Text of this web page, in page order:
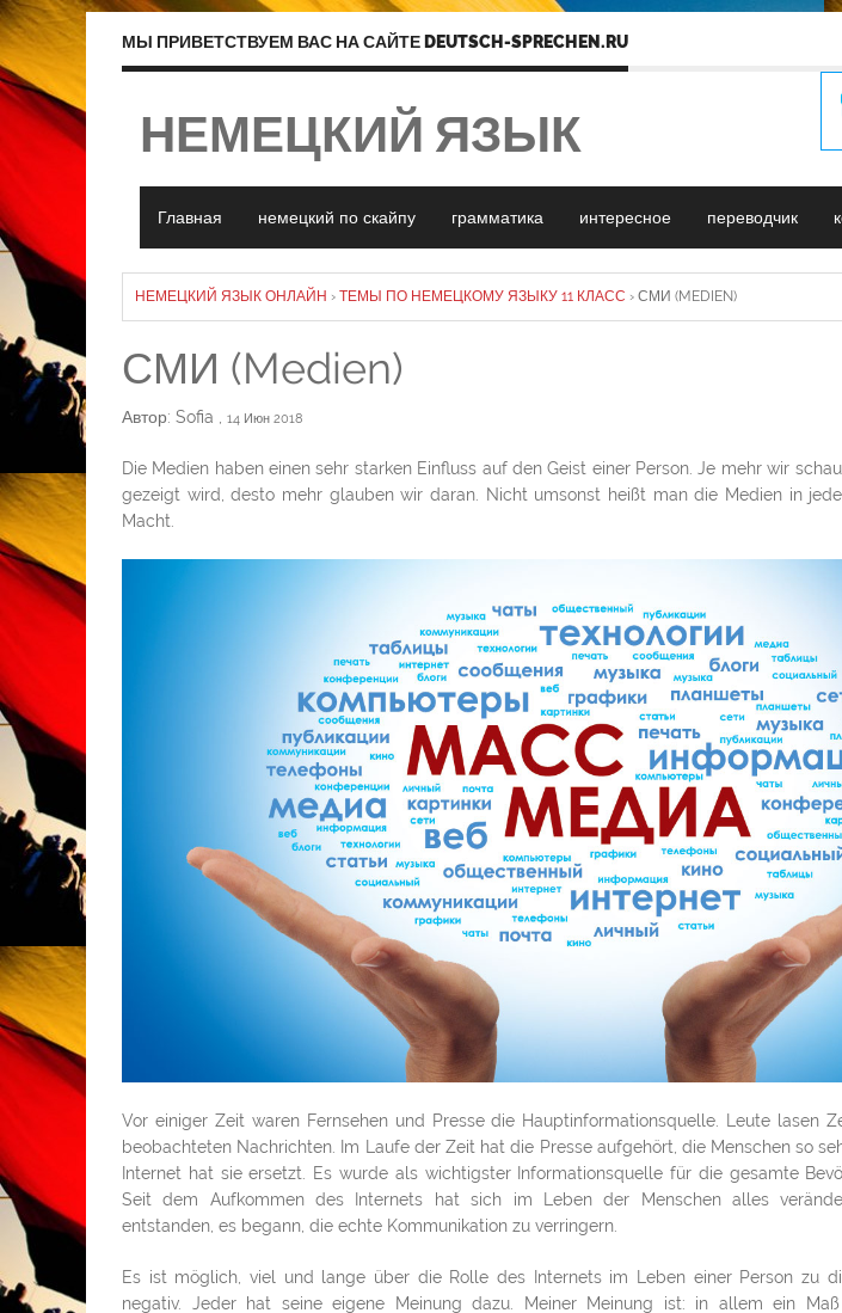
МЫ ПРИВЕТСТВУЕМ ВАС НА САЙТЕ DEUTSCH-SPRECHEN.RU
НЕМЕЦКИЙ ЯЗЫК
Главная немецкий по скайпу грамматика интересное переводчик
НЕМЕЦКИЙ ЯЗЫК ОНЛАЙН › ТЕМЫ ПО НЕМЕЦКОМУ ЯЗЫКУ 11 КЛАСС › СМИ (MEDIEN)
СМИ (Medien)
Автор: Sofia 14 Июн 2018
Die Medien haben einen sehr starken Einfluss auf den Geist einer Person. Je mehr wir
gezeigt wird, desto mehr glauben wir daran. Nicht umsonst heißt man die Medien in
Macht.
Vor einiger Zeit waren Fernsehen und Presse die Hauptinformationsquelle. Leute lasen
beobachteten Nachrichten. Im Laufe der Zeit hat die Presse aufgehört, die Menschen so
Internet hat sie ersetzt. Es wurde als wichtigster Informationsquelle für die gesamte
Seit dem Aufkommen des Internets hat sich im Leben der Menschen alles
entstanden, es begann, die echte Kommunikation zu verringern.
Es ist möglich, viel und lange über die Rolle des Internets im Leben einer Person zu
negativ. Jeder hat seine eigene Meinung dazu. Meiner Meinung ist: in allem ein